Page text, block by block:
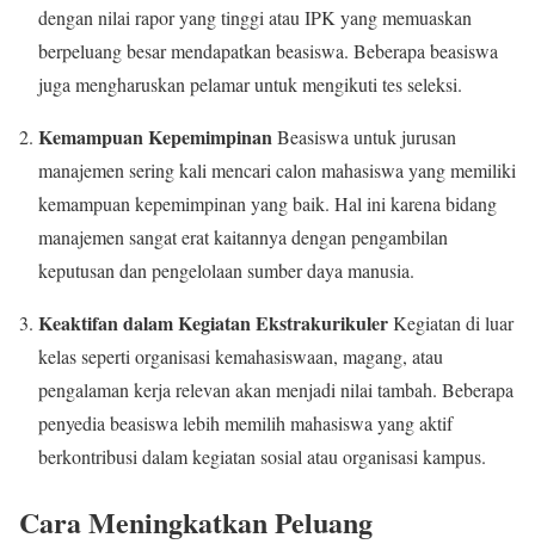
dengan nilai rapor yang tinggi atau IPK yang memuaskan
berpeluang besar mendapatkan beasiswa. Beberapa beasiswa
juga mengharuskan pelamar untuk mengikuti tes seleksi.
Kemampuan KepemimpinanBeasiswa untuk jurusan
manajemen sering kali mencari calon mahasiswa yang memiliki
kemampuan kepemimpinan yang baik. Hal ini karena bidang
manajemen sangat erat kaitannya dengan pengambilan
keputusan dan pengelolaan sumber daya manusia.
Keaktifan dalam Kegiatan EkstrakurikulerKegiatan di luar
kelas seperti organisasi kemahasiswaan, magang, atau
pengalaman kerja relevan akan menjadi nilai tambah. Beberapa
penyedia beasiswa lebih memilih mahasiswa yang aktif
berkontribusi dalam kegiatan sosial atau organisasi kampus.
Cara Meningkatkan Peluang